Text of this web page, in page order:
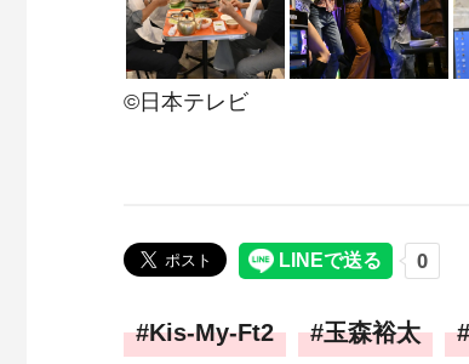
©日本テレビ
Kis-My-Ft2 玉森裕太